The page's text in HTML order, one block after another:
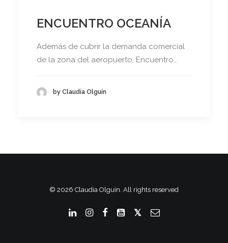
ENCUENTRO OCEANÍA
Además de cubrir la demanda comercial
de la zona del aeropuerto, Encuentro…
by Claudia Olguín
© 2026 Claudia Olguín. All rights reserved